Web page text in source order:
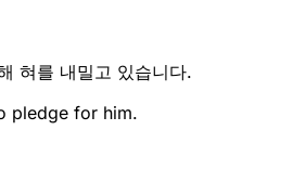
혀를 내밀고 있습니다.
pledge for him.